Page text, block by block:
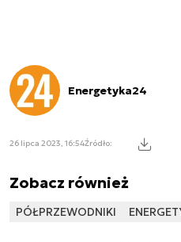
Energetyka24
26 lipca 2023, 16:54Źródło:
Zobacz również
PÓŁPRZEWODNIKI